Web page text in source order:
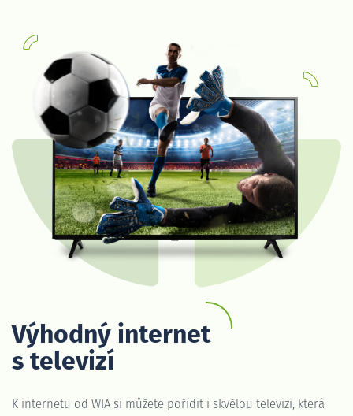
Výhodný internet
s televizí
K internetu od WIA si můžete pořídit i skvělou televizi, která